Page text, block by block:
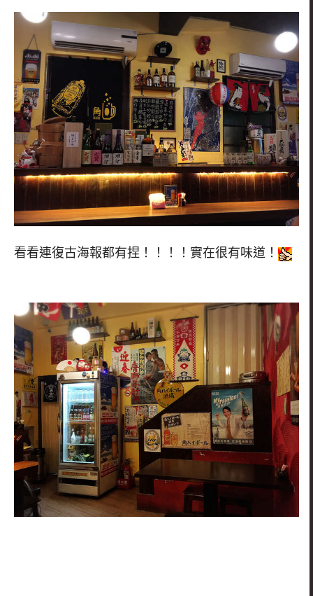
看看連復古海報都有捏！！！！實在很有味道！